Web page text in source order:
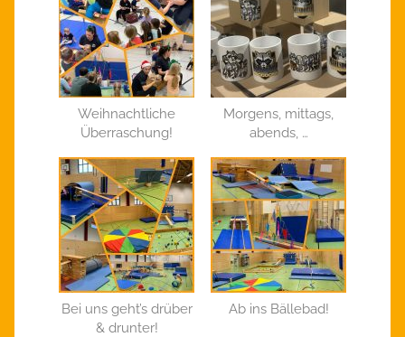
Weihnachtliche
Überraschung!
Morgens, mittags,
abends, …
Bei uns geht’s drüber
& drunter!
Ab ins Bällebad!